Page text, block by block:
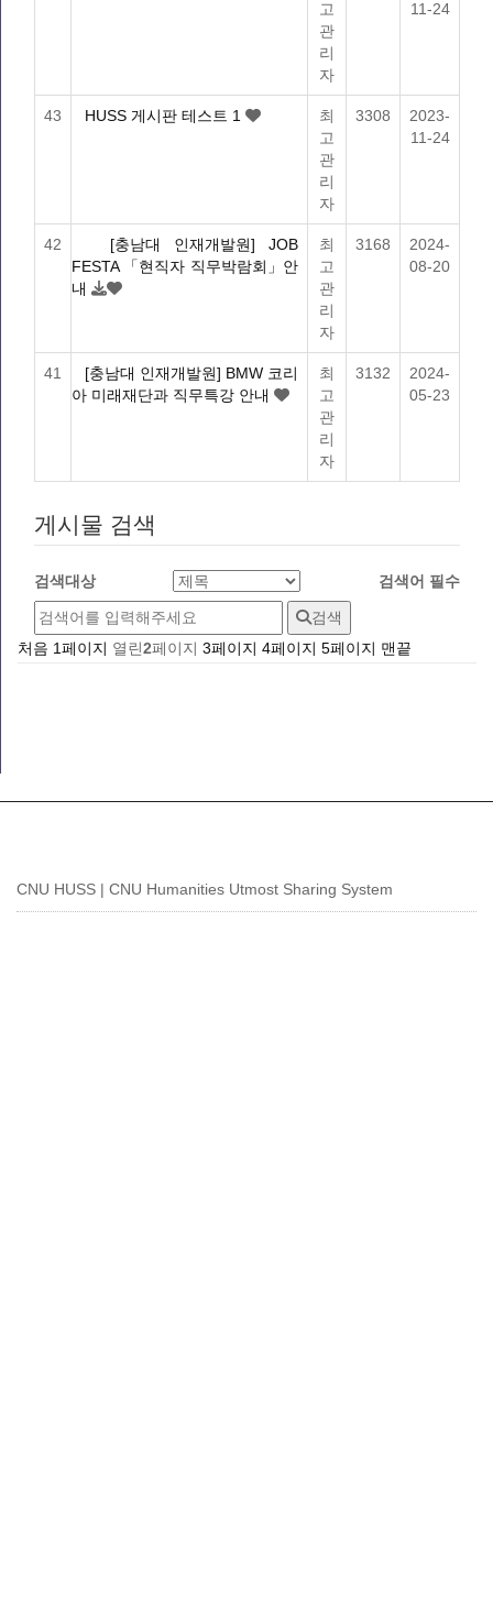
고
관
리
자
11-24
43 HUSS 게시판 테스트 1
최
고
관
리
자
3308
2023-
11-24
42
[충남대 인재개발원] JOB
FESTA 「현직자 직무박람회」안
내
최
고
관
리
자
3168
2024-
08-20
41
[충남대 인재개발원] BMW 코리
아 미래재단과 직무특강 안내
최
고
관
리
자
3132
2024-
05-23
게시물 검색
검색대상 검색어 필수
검색
처음 1페이지 열린2페이지 3페이지 4페이지 5페이지 맨끝
CNU HUSS | CNU Humanities Utmost Sharing System